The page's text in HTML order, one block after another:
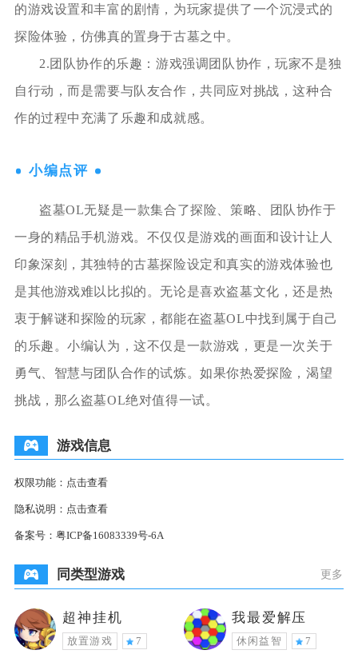
的游戏设置和丰富的剧情，为玩家提供了一个沉浸式的
探险体验，仿佛真的置身于古墓之中。
2.团队协作的乐趣：游戏强调团队协作，玩家不是独
自行动，而是需要与队友合作，共同应对挑战，这种合
作的过程中充满了乐趣和成就感。
小编点评
盗墓OL无疑是一款集合了探险、策略、团队协作于
一身的精品手机游戏。不仅仅是游戏的画面和设计让人
印象深刻，其独特的古墓探险设定和真实的游戏体验也
是其他游戏难以比拟的。无论是喜欢盗墓文化，还是热
衷于解谜和探险的玩家，都能在盗墓OL中找到属于自己
的乐趣。小编认为，这不仅是一款游戏，更是一次关于
勇气、智慧与团队合作的试炼。如果你热爱探险，渴望
挑战，那么盗墓OL绝对值得一试。
游戏信息
权限功能： 点击查看
隐私说明： 点击查看
备案号： 粤ICP备16083339号-6A
同类型游戏 更多
超神挂机
放置游戏 7
我最爱解压
休闲益智 7